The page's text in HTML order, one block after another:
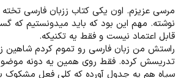
علائم جمع، تر، ترین، مضاف الیه یا ی نکره
گاهی جواب نمی دهد.
به همین دلیل است که ساختمان فعل را معمولاً در
که امکان نقش گیری کلمه ی قبل از فعل در
جدولی هم که به عنوان مثال بعدش آورده خیلی
توی جمله ای که نوشتین، احساس نه متممه نه
فقط در معنای "گرداندن" فعل اسنادیه و مسند
مرسی عزیزم. اون یکی کتاب ززبان فارسی تخته
نوشته. مهم این بود که باید میدونستیم که
قابل اعتماد نیست و فقط یه تکنیکه.
راستش من زبان فارسی رو تموم کردم شاهین
تدریسش کرده. فقط روی همین یه دونه
سیاه هم یه جدول آورده که کلی فعل مشکوک